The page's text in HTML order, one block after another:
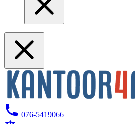
076-5419066